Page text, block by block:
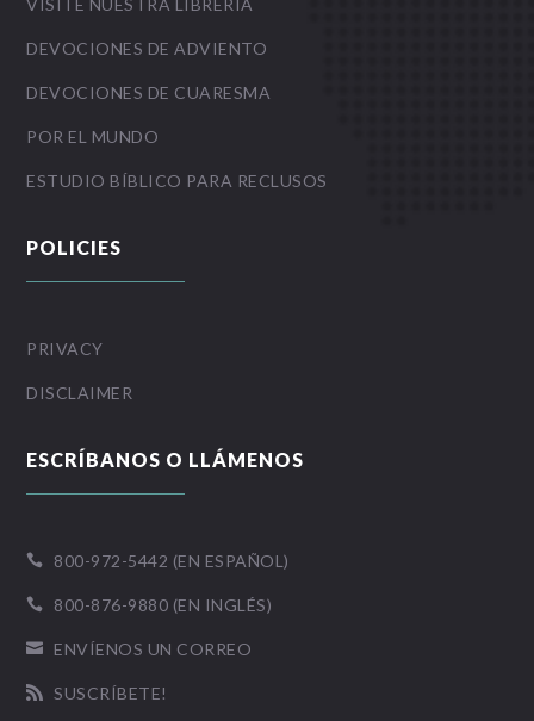
VISITE NUESTRA LIBRERIA
DEVOCIONES DE ADVIENTO
DEVOCIONES DE CUARESMA
POR EL MUNDO
ESTUDIO BÍBLICO PARA RECLUSOS
POLICIES
PRIVACY
DISCLAIMER
ESCRÍBANOS O LLÁMENOS
 800-972-5442 (EN ESPAÑOL)
 800-876-9880 (EN INGLÉS)
 ENVÍENOS UN CORREO
 SUSCRÍBETE!